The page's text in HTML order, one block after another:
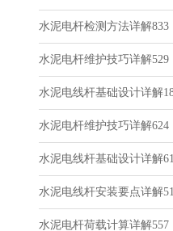
水泥电杆检测方法详解833
水泥电杆维护技巧详解529
水泥电线杆基础设计详解
水泥电杆维护技巧详解624
水泥电线杆基础设计详解
水泥电线杆安装要点详解
水泥电杆荷载计算详解557